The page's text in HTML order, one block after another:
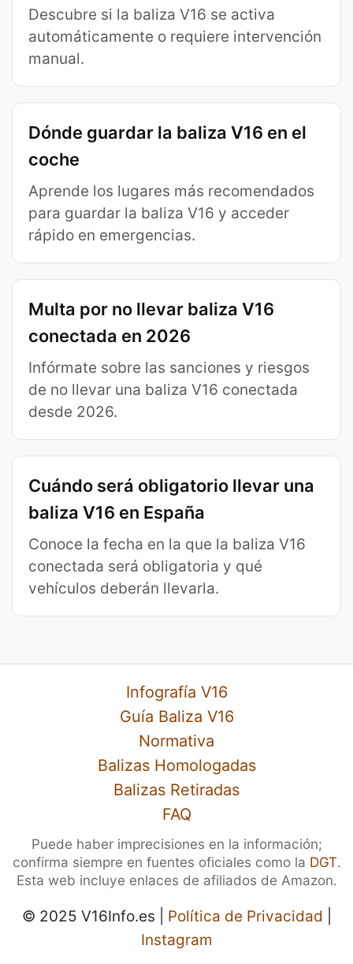
Descubre si la baliza V16 se activa
automáticamente o requiere intervención
manual.
Dónde guardar la baliza V16 en el
coche
Aprende los lugares más recomendados
para guardar la baliza V16 y acceder
rápido en emergencias.
Multa por no llevar baliza V16
conectada en 2026
Infórmate sobre las sanciones y riesgos
de no llevar una baliza V16 conectada
desde 2026.
Cuándo será obligatorio llevar una
baliza V16 en España
Conoce la fecha en la que la baliza V16
conectada será obligatoria y qué
vehículos deberán llevarla.
Infografía V16
Guía Baliza V16
Normativa
Balizas Homologadas
Balizas Retiradas
FAQ
Puede haber imprecisiones en la información;
confirma siempre en fuentes oficiales como la DGT.
Esta web incluye enlaces de afiliados de Amazon.
© 2025 V16Info.es | Política de Privacidad
Instagram